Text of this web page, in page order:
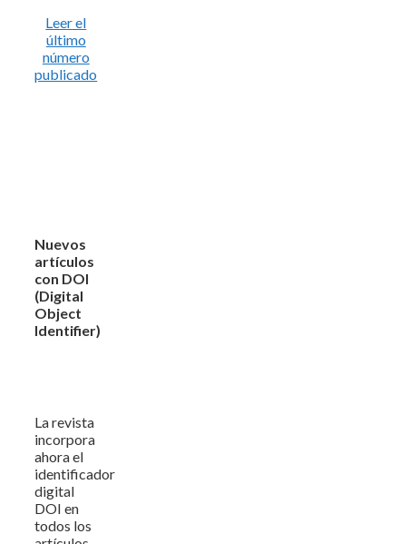
Leer el
último
número
publicado
Nuevos
artículos
con DOI
(Digital
Object
Identifier)
La revista
incorpora
ahora el
identificador
digital
DOI en
todos los